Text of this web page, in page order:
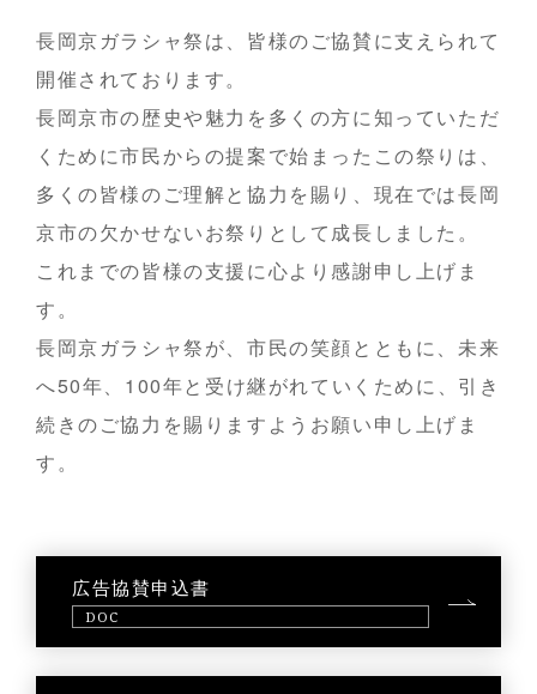
長岡京ガラシャ祭は、皆様のご協賛に支えられて
開催されております。
長岡京市の歴史や魅力を多くの方に知っていただ
くために市民からの提案で始まったこの祭りは、
多くの皆様のご理解と協力を賜り、現在では長岡
京市の欠かせないお祭りとして成長しました。
これまでの皆様の支援に心より感謝申し上げま
す。
長岡京ガラシャ祭が、市民の笑顔とともに、未来
へ50年、100年と受け継がれていくために、引き
続きのご協力を賜りますようお願い申し上げま
す。
広告協賛申込書
DOC